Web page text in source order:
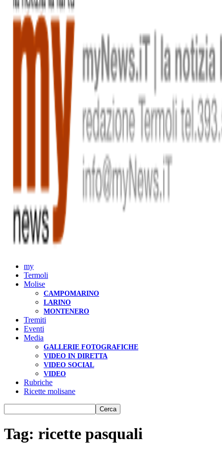
my
Termoli
Molise
CAMPOMARINO
LARINO
MONTENERO
Tremiti
Eventi
Media
GALLERIE FOTOGRAFICHE
VIDEO IN DIRETTA
VIDEO SOCIAL
VIDEO
Rubriche
Ricette molisane
Tag: ricette pasquali